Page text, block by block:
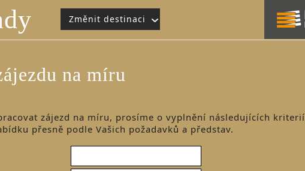
Změnit destinaci
na míru
zájezd na míru, prosíme o vyplnění následujících
přesně podle Vašich požadavků a představ.